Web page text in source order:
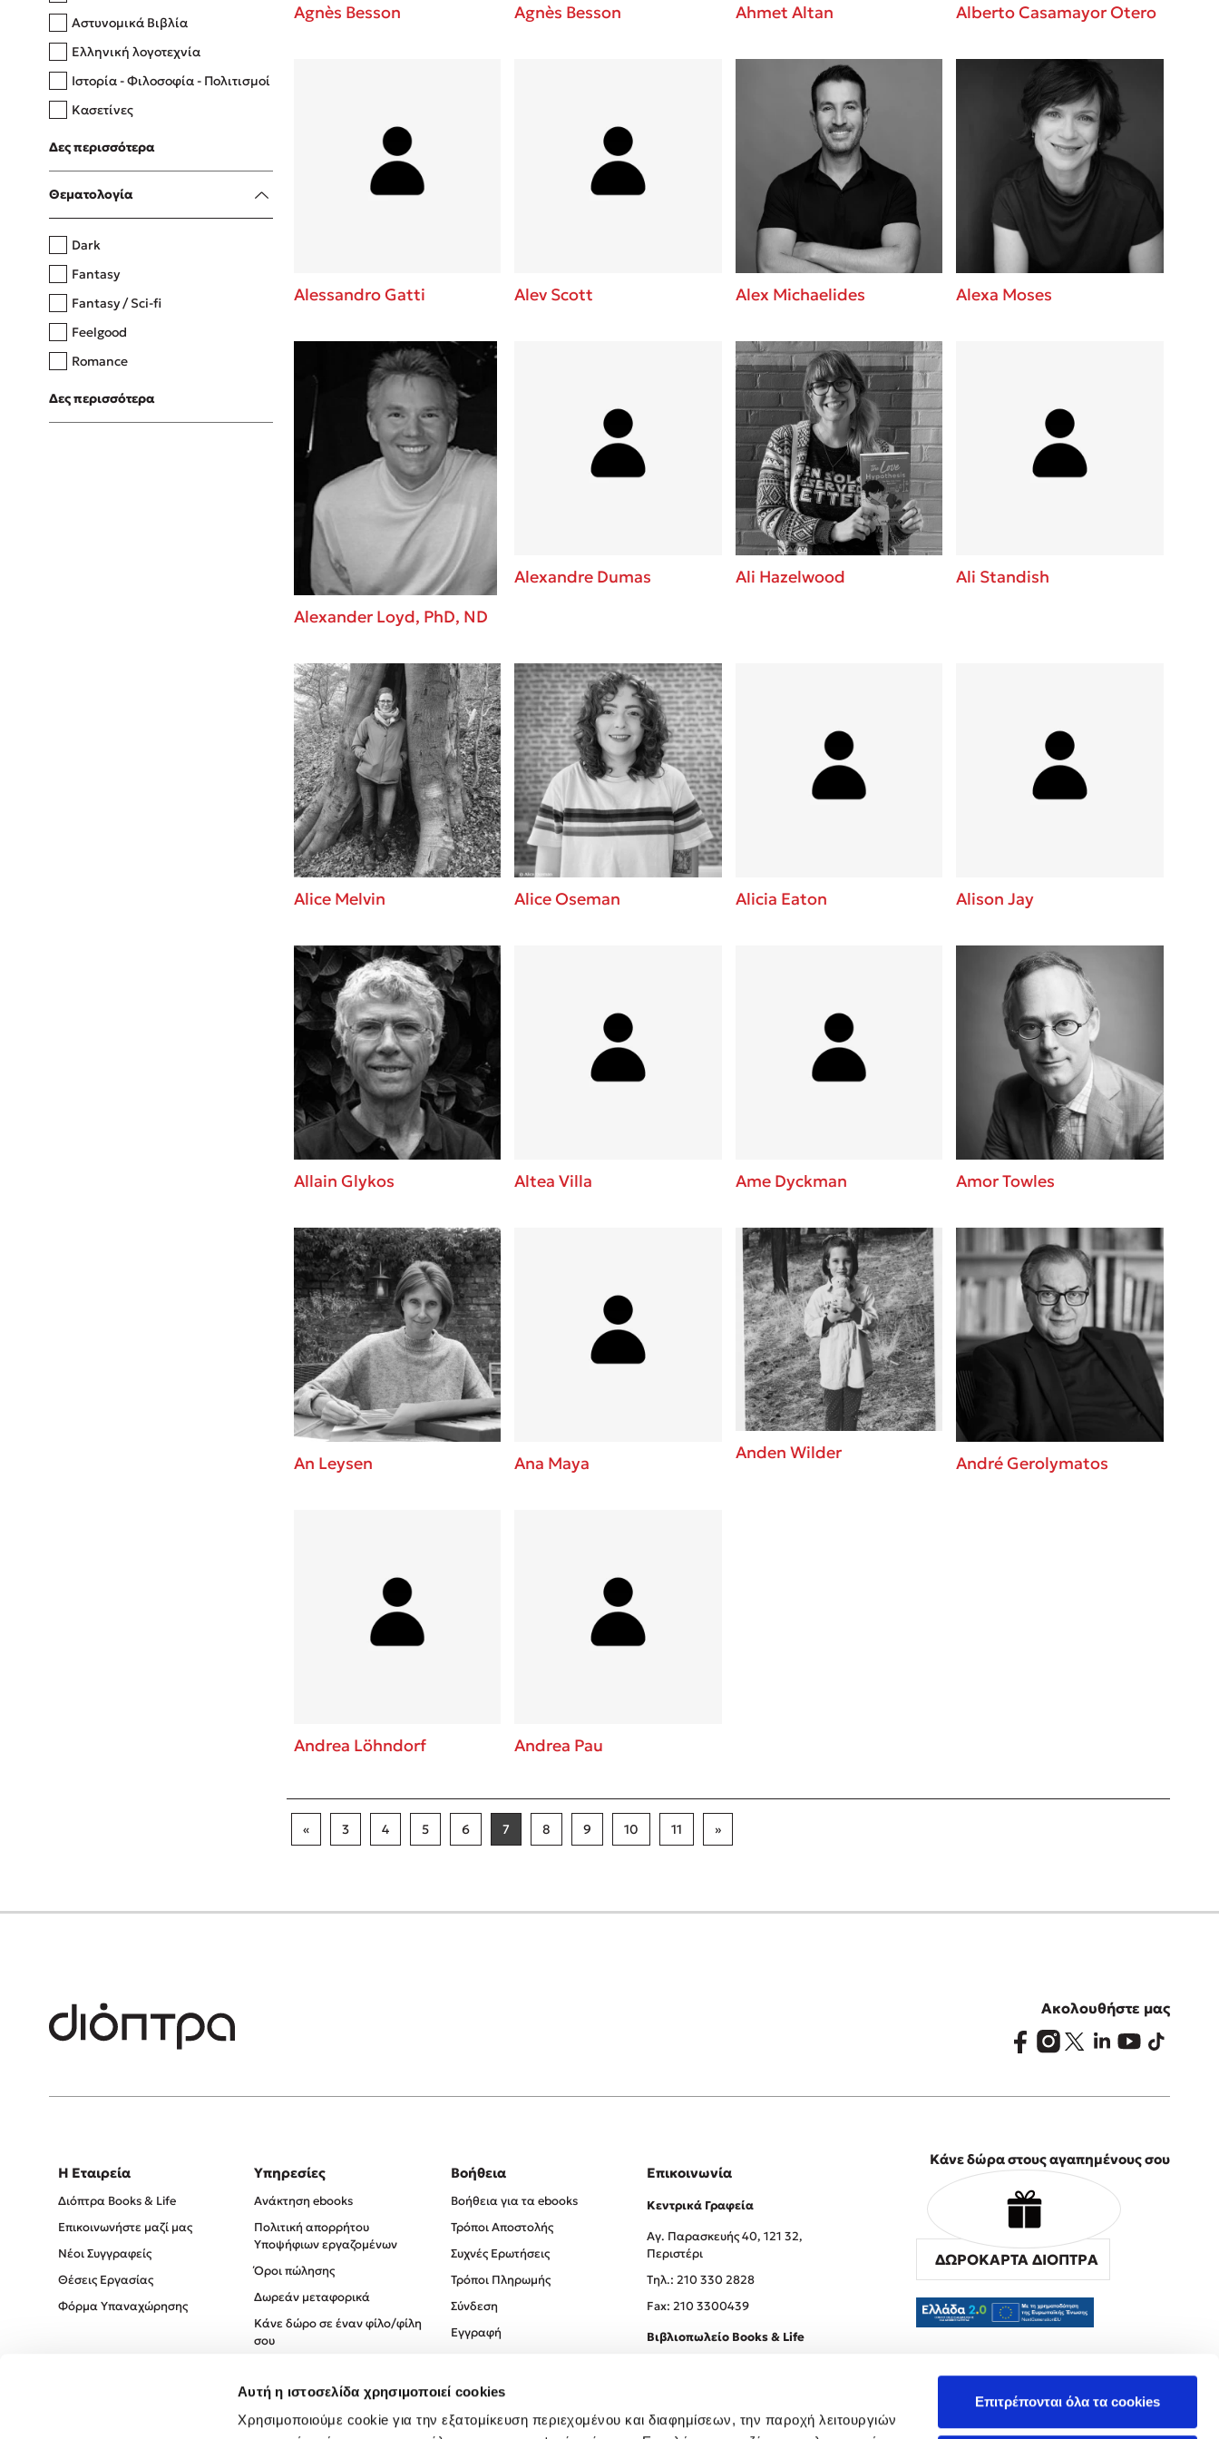
Αυτή η ιστοσελίδα χρησιμοποιεί cookies
Χρησιμοποιούμε cookie για την εξατομίκευση περιεχομένου και διαφημίσεων, την παροχή λειτουργιών
Επιτρέπονται όλα τα cookies
Δανάη Δεληγεώργη
Πάνω, κάτω, μπροστά, πίσω
Η μέθοδος Αφήστε τους
Αστυνομικά Βιβλία
Ελληνική λογοτεχνία
Ιστορία - Φιλοσοφία - Πολιτισμοί
Κασετίνες
Λευκώματα - Έγχρωμοι οδηγοί
Μαγειρική
Δες περισσότερα
Θεματολογία
Dark
Fantasy
Fantasy / Sci-fi
Feelgood
Romance
Upmarket
Young Adult
Δες περισσότερα
Agnès Besson Agnès Besson Ahmet Altan Alberto Casamayor Otero
Alessandro Gatti Alev Scott Alex Michaelides Alexa Moses
Alexander Loyd, PhD, ND
Alexandre Dumas Ali Hazelwood Ali Standish
Alice Melvin Alice Oseman Alicia Eaton Alison Jay
Allain Glykos Altea Villa Ame Dyckman Amor Towles
An Leysen Ana Maya
Anden Wilder
André Gerolymatos
Andrea Löhndorf Andrea Pau
« 3 4 5 6 7 8 9 10 11 »
Ακολουθήστε μας
Η Εταιρεία
Διόπτρα Books & Life
Επικοινωνήστε μαζί μας
Νέοι Συγγραφείς
Θέσεις Εργασίας
Φόρμα Υπαναχώρησης
Υπηρεσίες
Ανάκτηση ebooks
Πολιτική απορρήτου
Υποψήφιων εργαζομένων
Όροι πώλησης
Δωρεάν μεταφορικά
Κάνε δώρο σε έναν φίλο/φίλη
σου
Πολιτική Απορρήτου
Όροι χρήσης
Βοήθεια
Βοήθεια για τα ebooks
Τρόποι Αποστολής
Συχνές Ερωτήσεις
Τρόποι Πληρωμής
Σύνδεση
Εγγραφή
Επικοινωνία
Κεντρικά Γραφεία
Αγ. Παρασκευής 40, 121 32,
Περιστέρι
Tηλ.: 210 330 2828
Fax: 210 3300439
Βιβλιοπωλείο Books & Life
Κάνε δώρα στους αγαπημένους σου
ΔΩΡΟΚΑΡΤΑ ΔΙΟΠΤΡΑ